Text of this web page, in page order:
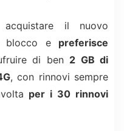
il nuovo
blocco e preferisce
di ben 2 GB di
, con rinnovi sempre
per i 30 rinnovi